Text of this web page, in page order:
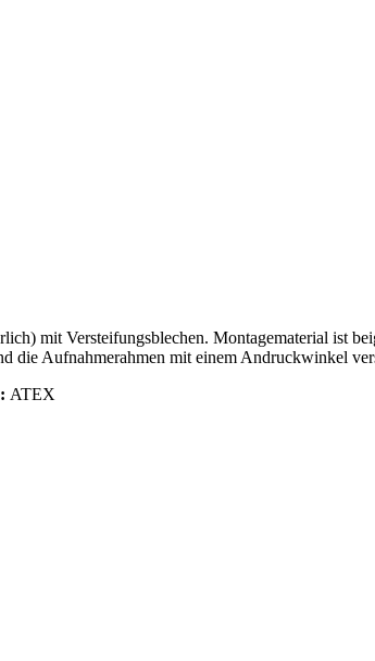
mit Versteifungsblechen. Montagematerial ist
die Aufnahmerahmen mit einem Andruckwinkel
ATEX